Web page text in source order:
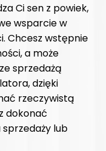
Ci sen z powiek,
wsparcie w
Chcesz wstępnie
a może
sprzedażą
dzięki
rzeczywistą
dokonać
lub